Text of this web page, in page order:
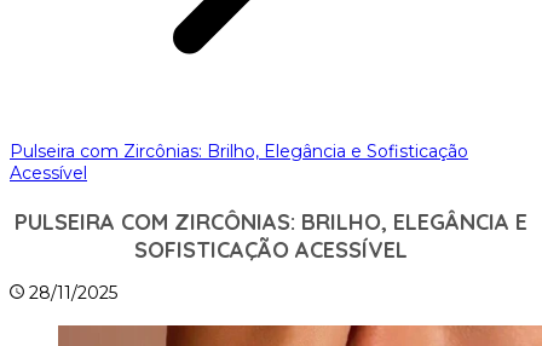
Pulseira com Zircônias: Brilho, Elegância e Sofisticação
Acessível
PULSEIRA COM ZIRCÔNIAS: BRILHO, ELEGÂNCIA E
SOFISTICAÇÃO ACESSÍVEL
28/11/2025